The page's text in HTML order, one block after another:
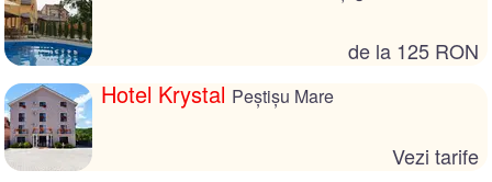
de la 125 RON
Hotel Krystal Peștișu Mare
Vezi tarife